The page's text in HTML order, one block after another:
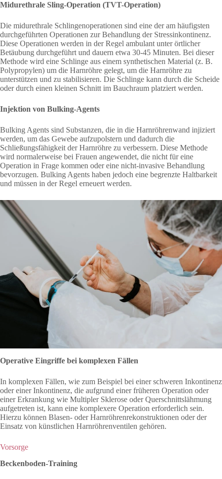
Midurethrale Sling-Operation (TVT-Operation)
Die midurethrale Schlingenoperationen sind eine der am häufigsten
durchgeführten Operationen zur Behandlung der Stressinkontinenz.
Diese Operationen werden in der Regel ambulant unter örtlicher
Betäubung durchgeführt und dauern etwa 30-45 Minuten. Bei dieser
Methode wird eine Schlinge aus einem synthetischen Material (z. B.
Polypropylen) um die Harnröhre gelegt, um die Harnröhre zu
unterstützen und zu stabilisieren. Die Schlinge kann durch die Scheide
oder durch einen kleinen Schnitt im Bauchraum platziert werden.
Injektion von Bulking-Agents
Bulking Agents sind Substanzen, die in die Harnröhrenwand injiziert
werden, um das Gewebe aufzupolstern und dadurch die
Schließungsfähigkeit der Harnröhre zu verbessern. Diese Methode
wird normalerweise bei Frauen angewendet, die nicht für eine
Operation in Frage kommen oder eine nicht-invasive Behandlung
bevorzugen. Bulking Agents haben jedoch eine begrenzte Haltbarkeit
und müssen in der Regel erneuert werden.
Operative Eingriffe bei komplexen Fällen
In komplexen Fällen, wie zum Beispiel bei einer schweren Inkontinenz
oder einer Inkontinenz, die aufgrund einer früheren Operation oder
einer Erkrankung wie Multipler Sklerose oder Querschnittslähmung
aufgetreten ist, kann eine komplexere Operation erforderlich sein.
Hierzu können Blasen- oder Harnröhrenrekonstruktionen oder der
Einsatz von künstlichen Harnröhrenventilen gehören.
Vorsorge
Beckenboden-Training